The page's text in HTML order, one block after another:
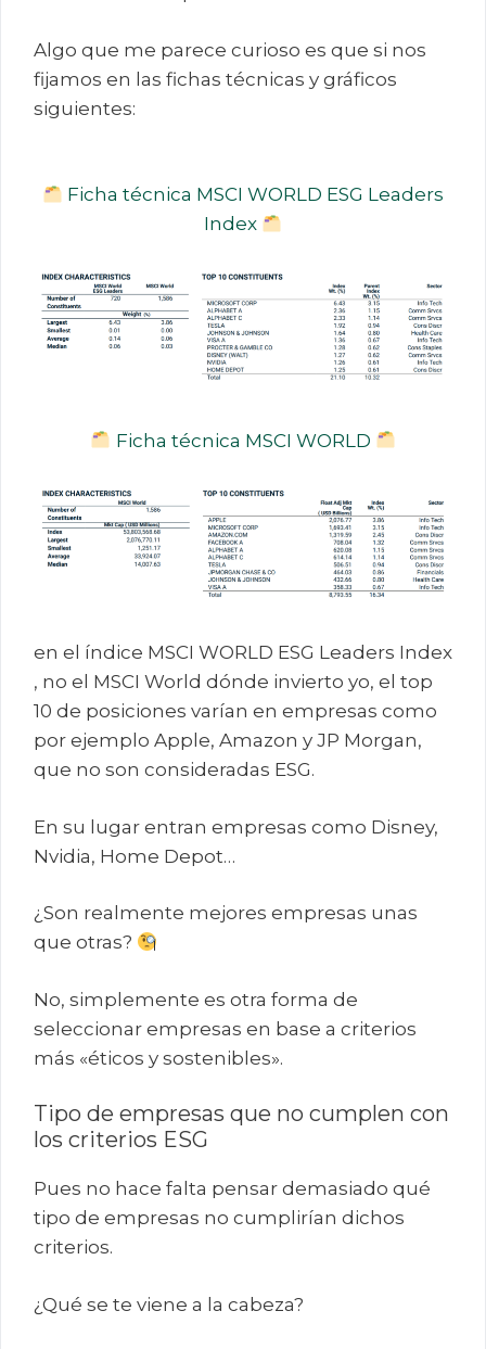
Algo que me parece curioso es que si nos
fijamos en las fichas técnicas y gráficos
siguientes:
Ficha técnica MSCI WORLD ESG Leaders
Index
Ficha técnica MSCI WORLD
en el índice MSCI WORLD ESG Leaders Index
, no el MSCI World dónde invierto yo, el top
10 de posiciones varían en empresas como
por ejemplo Apple, Amazon y JP Morgan,
que no son consideradas ESG.
En su lugar entran empresas como Disney,
Nvidia, Home Depot…
¿Son realmente mejores empresas unas
que otras?
No, simplemente es otra forma de
seleccionar empresas en base a criterios
más «éticos y sostenibles».
Tipo de empresas que no cumplen con
los criterios ESG
Pues no hace falta pensar demasiado qué
tipo de empresas no cumplirían dichos
criterios.
¿Qué se te viene a la cabeza?